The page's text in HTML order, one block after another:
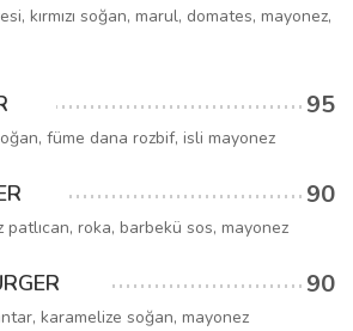
kırmızı soğan, marul, domates, mayonez,
95
füme dana rozbif, isli mayonez
90
patlıcan, roka, barbekü sos, mayonez
90
karamelize soğan, mayonez